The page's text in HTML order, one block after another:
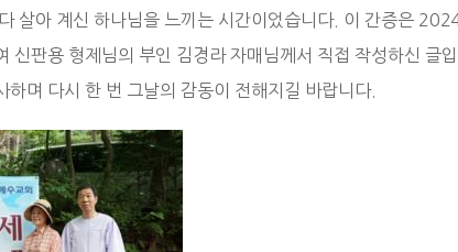
살아 계신 하나님을 느끼는 시간이었습니다. 이 간증은
신판용 형제님의 부인 김경라 자매님께서 직접 작성하신 글
하며 다시 한 번 그날의 감동이 전해지길 바랍니다.